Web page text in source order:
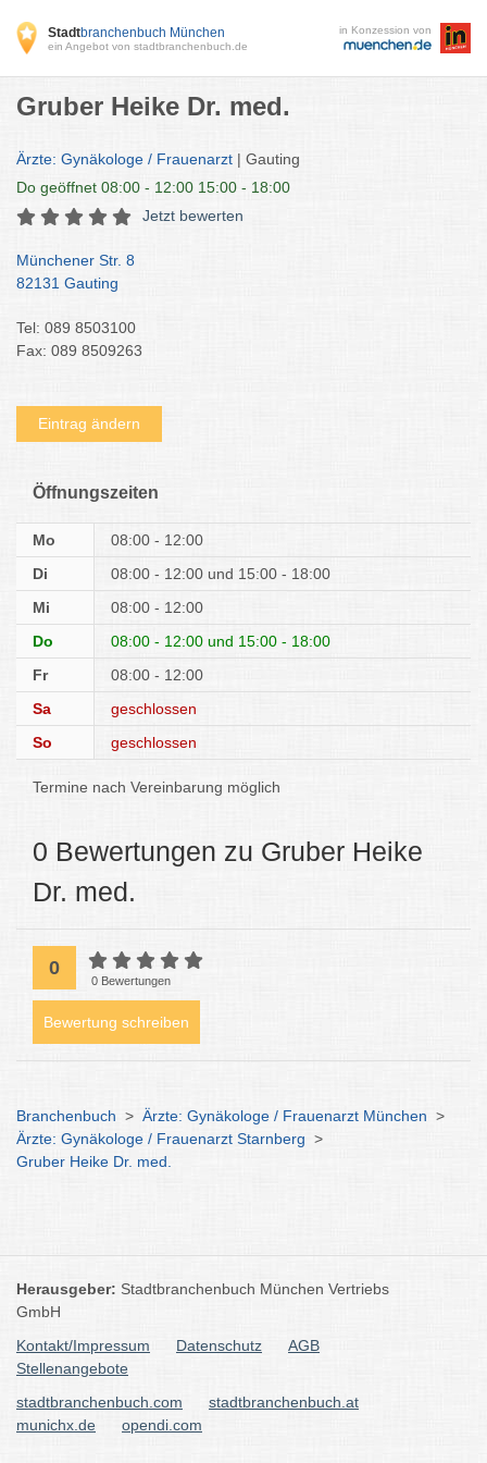
Stadtbranchenbuch München
ein Angebot von stadtbranchenbuch.de
in Konzession von
Gruber Heike Dr. med.
Ärzte: Gynäkologe / Frauenarzt | Gauting
Do geöffnet 08:00 - 12:00 15:00 - 18:00
Jetzt bewerten
Münchener Str. 8
82131 Gauting
Tel: 089 8503100
Fax: 089 8509263
Eintrag ändern
Öffnungszeiten
Mo
08:00 - 12:00
Di
08:00 - 12:00
15:00 - 18:00
Mi
08:00 - 12:00
Do
08:00 - 12:00
15:00 - 18:00
Fr
08:00 - 12:00
Sa
geschlossen
So
geschlossen
Termine nach Vereinbarung möglich
0 Bewertungen zu Gruber Heike
Dr. med.
0
0 Bewertungen
Bewertung schreiben
Branchenbuch > Ärzte: Gynäkologe / Frauenarzt München >
Ärzte: Gynäkologe / Frauenarzt Starnberg >
Gruber Heike Dr. med.
Herausgeber: Stadtbranchenbuch München Vertriebs
GmbH
Kontakt/Impressum
Datenschutz
AGB
Stellenangebote
stadtbranchenbuch.com
stadtbranchenbuch.at
munichx.de
opendi.com